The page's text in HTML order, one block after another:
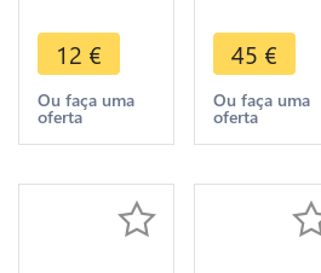
Victoria
1877 H
Heaton ->
Make offer
12 €
Ou faça uma
oferta
Victoria
1877 H
Heaton AU
-> Make
45 €
Ou faça uma
oferta